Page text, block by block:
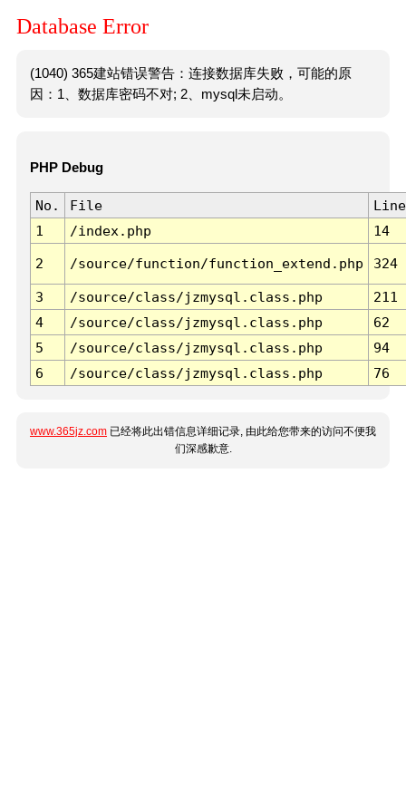
Database Error
(1040) 365建站错误警告：连接数据库失败，可能的原
因：1、数据库密码不对; 2、mysql未启动。
PHP Debug
No. File
Line
1
/index.php 14
2 /source/function/function_extend.php 324
3 /source/class/jzmysql.class.php
211
4
/source/class/jzmysql.class.php
62
5
/source/class/jzmysql.class.php
94
6
/source/class/jzmysql.class.php 76
www.365jz.com 已经将此出错信息详细记录, 由此给您带来的访问不便我
们深感歉意.